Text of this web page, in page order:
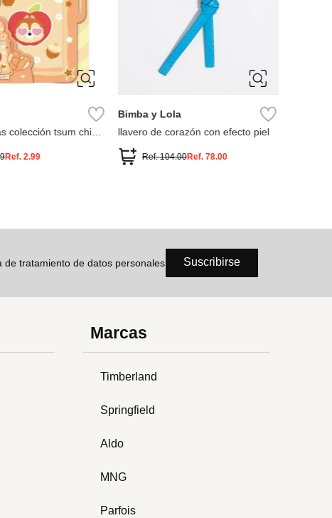
colección tsum chip
Ref.2.99
Bimba y Lola
llavero de corazón con efecto piel
Ref.104.00Ref. 78.00
de tratamiento de datos personales Suscribirse
Marcas
Timberland
Springfield
Aldo
MNG
Parfois